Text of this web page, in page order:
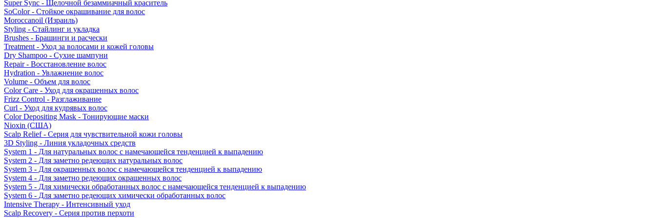
Super Sync - Щелочной безаммиачный краситель
SoColor - Стойкое окрашивание для волос
Moroccanoil (Израиль)
Styling - Стайлинг и укладка
Brushes - Брашинги и расчески
Treatment - Уход за волосами и кожей головы
Dry Shampoo - Сухие шампуни
Repair - Восстановление волос
Hydration - Увлажнение волос
Volume - Объем для волос
Color Care - Уход для окрашенных волос
Frizz Control - Разглаживание
Curl - Уход для кудрявых волос
Color Depositing Mask - Тонирующие маски
Nioxin (США)
Scalp Relief - Серия для чувствительной кожи головы
3D Styling - Линия укладочных средств
System 1 - Для натуральных волос с намечающейся тенденцией к выпадению
System 2 - Для заметно редеющих натуральных волос
System 3 - Для окрашенных волос с намечающейся тенденцией к выпадению
System 4 - Для заметно редеющих окрашенных волос
System 5 - Для химически обработанных волос с намечающейся тенденцией к выпадению
System 6 - Для заметно редеющих химически обработанных волос
Intensive Therapy - Интенсивный уход
Scalp Recovery - Серия против перхоти